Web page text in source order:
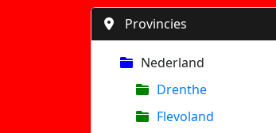
Provincies
Nederland
Drenthe
Flevoland